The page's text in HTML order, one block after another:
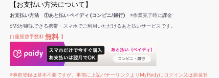
【お支払い方法について】
お支払い方法 ①あと払い ペイディ (コンビニ/銀行) ※作業完了時に課金
SMSが確認できる携帯・スマホでご利用いただけるあと払いサービスです。
口座振替手数料無料！
※事前登録は基本不要ですが、事前に上記バナーリンクよりMyPaidyにログイン又は新規登